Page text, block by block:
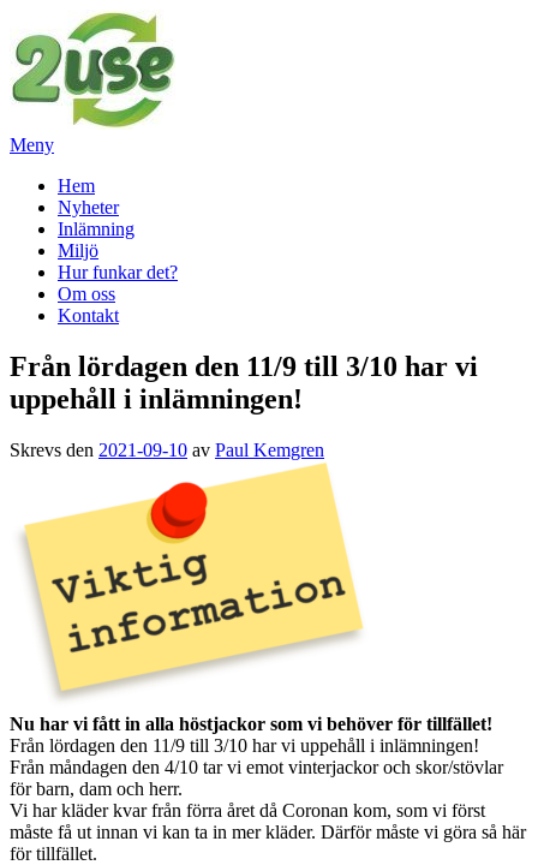
till
innehåll
Meny
Primär
meny
Hem
Nyheter
Inlämning
Miljö
Hur funkar det?
Om oss
Kontakt
Från lördagen den 11/9 till 3/10 har vi
uppehåll i inlämningen!
Skrevs den 2021-09-10 av Paul Kemgren
Nu har vi fått in alla höstjackor som vi behöver för tillfället!
Från lördagen den 11/9 till 3/10 har vi uppehåll i inlämningen!
Från måndagen den 4/10 tar vi emot vinterjackor och skor/stövlar
för barn, dam och herr.
Vi har kläder kvar från förra året då Coronan kom, som vi först
måste få ut innan vi kan ta in mer kläder. Därför måste vi göra så här
för tillfället.